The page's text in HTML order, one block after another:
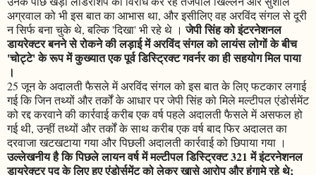
अग्रवाल को भी इस बात का आभास था, और इसीलिए वह अरविंद संगल से दूरी
न सिर्फ बना चुके थे, बल्कि 'दिखा' भी रहे थे ।जेपी सिंह को इंटरनेशनल
डायरेक्टर बनने से रोकने की लड़ाई में अरविंद संगल को लायंस लोगों के बीच
'चोट्टे' के रूप में कुख्यात एक पूर्व डिस्ट्रिक्ट गवर्नर का ही सहयोग मिल पाया
।
25 जून के अदालती फैसले में अरविंद संगल को इस बात के लिए फटकार लगाई
गई कि जिन तथ्यों और तर्कों के आधार पर जेपी सिंह को मिले मल्टीपल एंडोर्समेंट
को रद्द करवाने की कार्रवाई करीब एक वर्ष पहले अदालती फैसले में असफल हो
गई थी, उन्हीं तथ्यों और तर्कों के साथ करीब एक वर्ष बाद फिर अदालत का
दरवाजा खटखटाया गया और पिछली अदालती कार्रवाई को छिपाया गया ।
उल्लेखनीय है कि पिछले लायन वर्ष में मल्टीपल डिस्ट्रिक्ट 321 में इंटरनेशनल
डायरेक्टर पद के लिए हुए एंडोर्समेंट को लेकर खासे आरोप और हंगामे रहे थे;